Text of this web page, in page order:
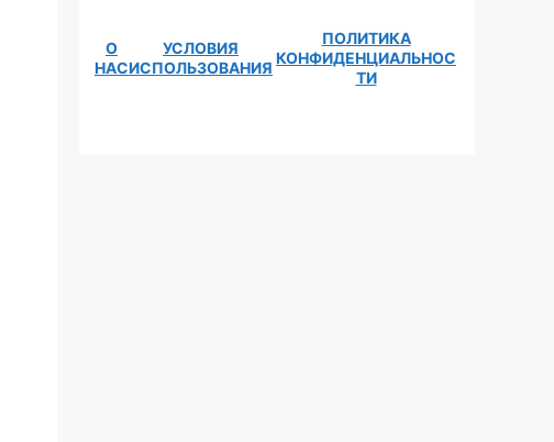
О
НАС
УСЛОВИЯ
ИСПОЛЬЗОВАНИЯ
ПОЛИТИКА
КОНФИДЕНЦИАЛЬНОС
ТИ